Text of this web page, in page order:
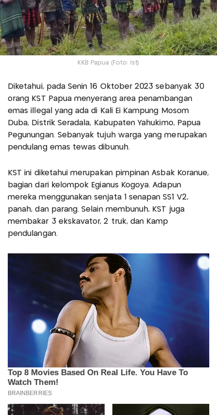
KKB Papua (Foto: Ist)
Diketahui, pada Senin 16 Oktober 2023 sebanyak 30
orang KST Papua menyerang area penambangan
emas illegal yang ada di Kali Ei Kampung Mosom
Duba, Distrik Seradala, Kabupaten Yahukimo, Papua
Pegunungan. Sebanyak tujuh warga yang merupakan
pendulang emas tewas dibunuh.
KST ini diketahui merupakan pimpinan Asbak Koranue,
bagian dari kelompok Egianus Kogoya. Adapun
mereka menggunakan senjata 1 senapan SS1 V2,
panah, dan parang. Selain membunuh, KST juga
membakar 3 ekskavator, 2 truk, dan Kamp
pendulangan.